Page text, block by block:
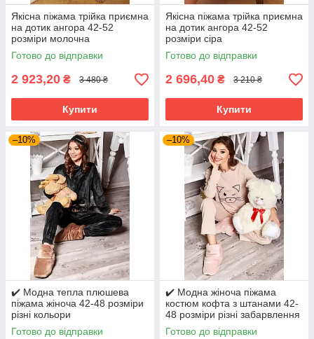
Якісна піжама трійка приємна
на дотик ангора 42-52
розміри молочна
Готово до відправки
2 923,20 ₴ 3 480 ₴
Купити
Якісна піжама трійка приємна
на дотик ангора 42-52
розміри сіра
Готово до відправки
2 696,40 ₴ 3 210 ₴
Купити
–10%
✔️ Модна тепла плюшева
піжама жіноча 42-48 розміри
різні кольори
Готово до відправки
–10%
✔️ Модна жіноча піжама
костюм кофта з штанами 42-
48 розміри різні забарвлення
Готово до відправки